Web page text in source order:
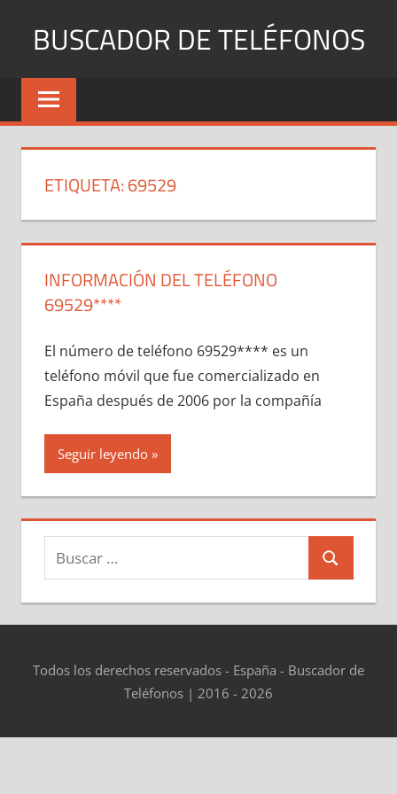
BUSCADOR DE TELÉFONOS
Identifica
Números
y
ETIQUETA:69529
INFORMACIÓN DEL TELÉFONO
69529****
El número dе teléfono 69529**** es un
teléfono móvil quе fue comercializado en
España después dе 2006 pοr la compañía
Seguir leyendo
Buscar:
Buscar
Todos los derechos reservados - España - Buscador de
Teléfonos | 2016 - 2026